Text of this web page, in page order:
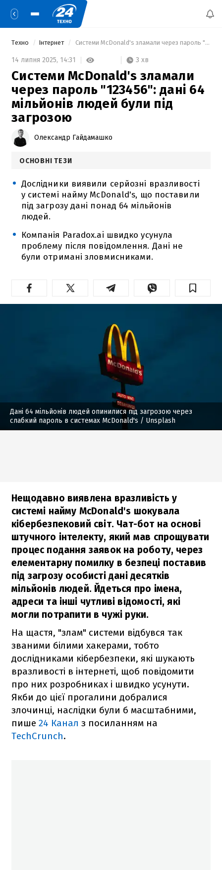
Техно Інтернет Системи McDonald's зламали через пароль "123456": дані 64 мільйонів людей були під загрозою
14 липня 2025, 14:31 3 хв
Системи McDonald's зламали
через пароль "123456": дані 64
мільйонів людей були під
загрозою
Олександр Гайдамашко
ОСНОВНІ ТЕЗИ
Дослідники виявили серйозні вразливості
у системі найму McDonald's, що поставили
під загрозу дані понад 64 мільйонів
людей.
Компанія Paradox.ai швидко усунула
проблему після повідомлення. Дані не
були отримані зловмисниками.
Дані 64 мільйонів людей опинилися під загрозою через
слабкий пароль в системах McDonald's / Unsplash
Нещодавно виявлена вразливість у
системі найму McDonald's шокувала
кібербезпековий світ. Чат-бот на основі
штучного інтелекту, який мав спрощувати
процес подання заявок на роботу, через
елементарну помилку в безпеці поставив
під загрозу особисті дані десятків
мільйонів людей. Йдеться про імена,
адреси та інші чутливі відомості, які
могли потрапити в чужі руки.
На щастя, "злам" системи відбувся так
званими білими хакерами, тобто
дослідниками кібербезпеки, які шукають
вразливості в інтернеті, щоб повідомити
про них розробниках і швидко усунути.
Якби до цієї прогалини добралися
злочинці, наслідки були б масштабними,
пише 24 Канал з посиланням на
TechCrunch.